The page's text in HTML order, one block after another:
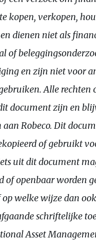
kopen, verkopen,
dienen niet als
of
en zijn niet voor
Alle rechten
document zijn en
Robeco. Dit
of gebruikt
uit dit document
of openbaar worden
welke wijze dan
schriftelijke
Asset